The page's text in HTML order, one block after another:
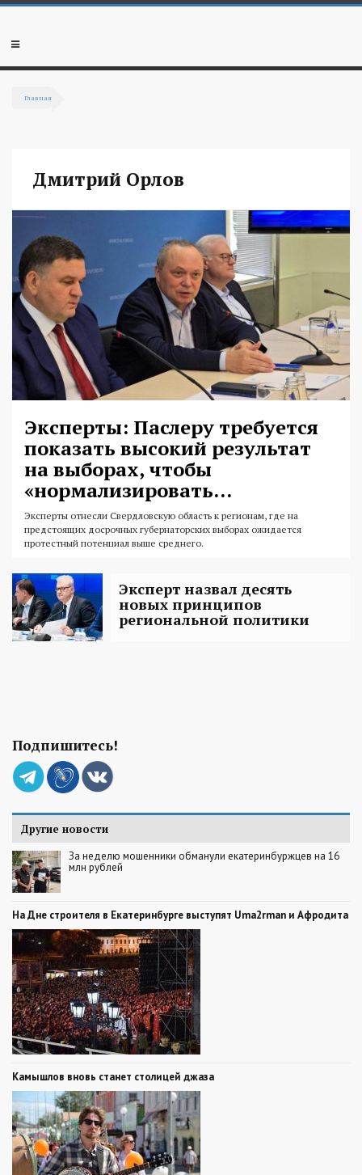
Перейти к основному содержанию
Мобильное
Главная
Дмитрий Орлов
Эксперты: Паслеру требуется
показать высокий результат
на выборах, чтобы
«нормализировать...
Эксперты отнесли Свердловскую область к регионам, где на
предстоящих досрочных губернаторских выборах ожидается
протестный потенциал выше среднего.
Эксперт назвал десять
новых принципов
региональной политики
Подпишитесь!
Другие новости
За неделю мошенники обманули екатеринбуржцев на 16
млн рублей
На Дне строителя в Екатеринбурге выступят Uma2rman и Афродита
Камышлов вновь станет столицей джаза